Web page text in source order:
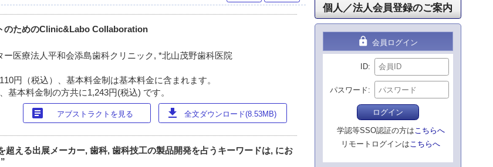
のためのClinic&Labo Collaboration
医療法人平和会添島歯科クリニック, *北山茂野歯科医院
円（税込）、基本料金制は基本料金に含まれます。
基本料金制の方共に1,243円(税込) です。
article アブストラクトを見る download 全文ダウンロード(8.53MB)
超える出展メーカー, 歯科, 歯科技工の製品開発を占うキーワードは, にお
個人／法人会員登録のご案内
lock 会員ログイン
ID
パスワード
ログイン
学認等SSO認証の方はこちらへ
リモートログインはこちらへ